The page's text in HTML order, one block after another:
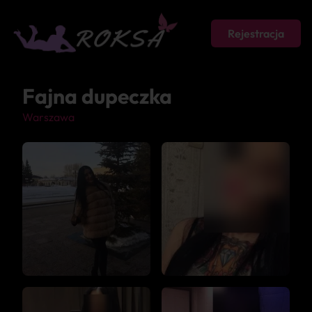
Rejestracja
Fajna dupeczka
Warszawa